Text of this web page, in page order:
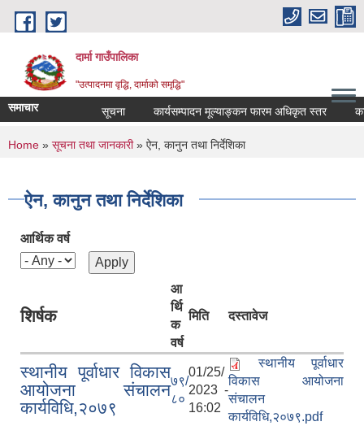
Skip to main content
दार्मा गाउँपालिका
"उत्पादनमा वृद्धि, दार्माको समृद्धि"
समाचार कार्यसम्पादन मूल्याङ्कन फारम अधिकृत स्तर
You are here
Home » सूचना तथा जानकारी» ऐन, कानुन तथा निर्देशिका
ऐन, कानुन तथा निर्देशिका
आर्थिक वर्ष
शिर्षक
आ
र्थि
क
वर्ष
मिति दस्तावेज
स्थानीय पूर्वाधार विकास
आयोजना संचालन
कार्यविधि,२०७९
७९/
८०
01/25/
2023 -
16:02
स्थानीय पूर्वाधार
विकास आयोजना
संचालन
कार्यविधि,२०७९.pdf